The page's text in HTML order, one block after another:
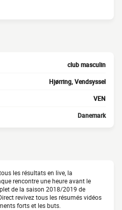
club masculin
Hjørring, Vendsyssel
VEN
Danemark
les résultats en live, la
rencontre une heure avant le
de la saison 2018/2019 de
revivez tous les résumés vidéos
forts et les buts.